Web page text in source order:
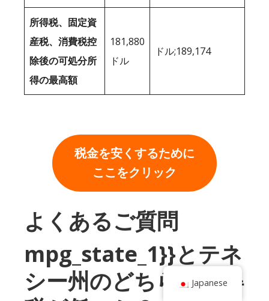
所得税、固定資
産税、消費税控
除後の可処分所
得の最高額
181,880
ドル
ドル;189,174
税金を安くするために
ここをクリック
よくあるご質問
mpg_state_1}}とテネ
シー州のどちらが所得
Japanese